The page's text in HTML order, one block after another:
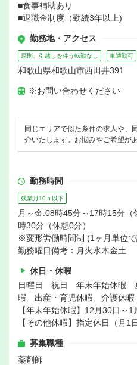
■食事補助あり
■退職金制度（勤続3年以上)
勤務地・アクセス
原則、引越しを伴う転勤なし 車通勤可
和歌山県和歌山市西田井391
※お問い合わせください
同じエリアで似た条件の求人や、
介いたします。お悩みやご希望が
勤務時間
残業月10ｈ以下
月～金:08時45分～17時15分
時30分（休憩0分）
※変形労働時間制 (1ヶ月単位
勤務曜日備考：月火水木金土
休日・休暇
日曜日 祝日 年末年始休暇
暇 出産・育児休暇 介護休暇
【年末年始休暇】12月30日～1
【その他休暇】指定休日（月1日
募集職種
薬剤師